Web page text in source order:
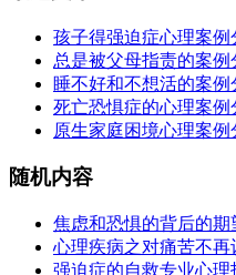
孩子得强迫症心理案例
总是被父母指责的案例
睡不好和不想活的案例
死亡恐惧症的心理案例
原生家庭困境心理案例
随机内容
焦虑和恐惧的背后的期
心理疾病之对痛苦不再
强迫症的自救专业心理